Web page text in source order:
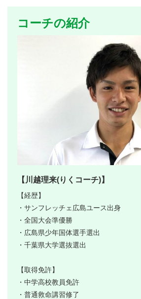
コーチの紹介
【川越理来(りくコーチ)】
【経歴】
・サンフレッチェ広島ユース出身
・全国大会準優勝
・広島県少年国体選手選出
・千葉県大学選抜選出
【取得免許】
・中学高校教員免許
・普通救命講習修了